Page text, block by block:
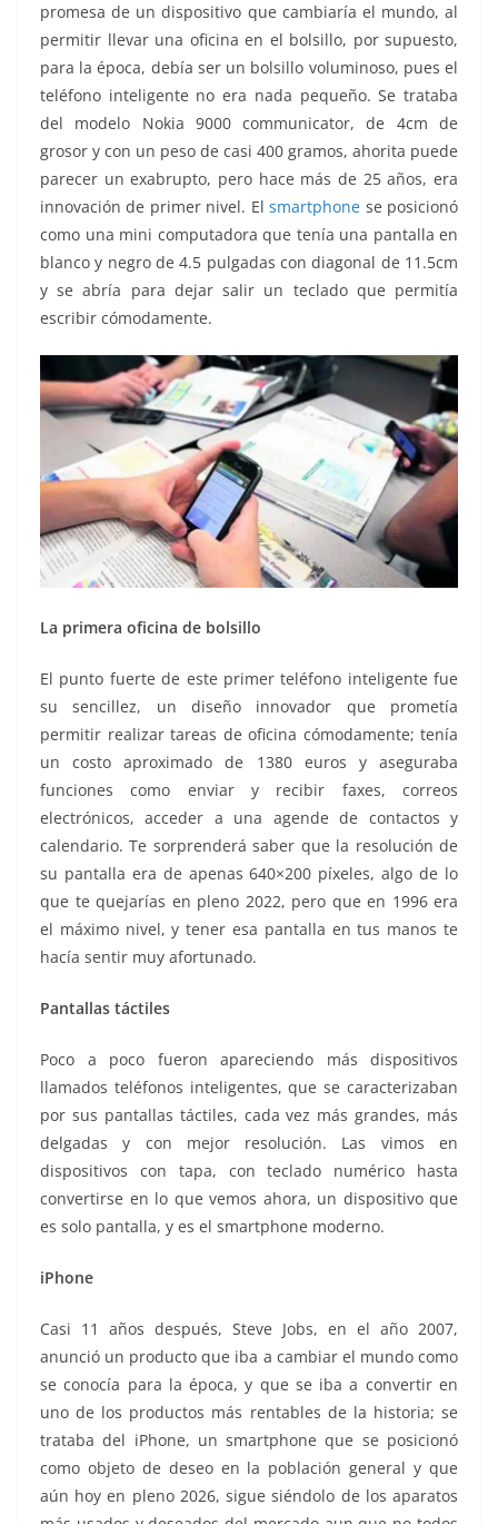
promesa de un dispositivo que cambiaría el mundo, al
permitir llevar una oficina en el bolsillo, por supuesto,
para la época, debía ser un bolsillo voluminoso, pues el
teléfono inteligente no era nada pequeño. Se trataba
del modelo Nokia 9000 communicator, de 4cm de
grosor y con un peso de casi 400 gramos, ahorita puede
parecer un exabrupto, pero hace más de 25 años, era
innovación de primer nivel. Elsmartphone se posicionó
como una mini computadora que tenía una pantalla en
blanco y negro de 4.5 pulgadas con diagonal de 11.5cm
y se abría para dejar salir un teclado que permitía
escribir cómodamente.
La primera oficina de bolsillo
El punto fuerte de este primer teléfono inteligente fue
su sencillez, un diseño innovador que prometía
permitir realizar tareas de oficina cómodamente; tenía
un costo aproximado de 1380 euros y aseguraba
funciones como enviar y recibir faxes, correos
electrónicos, acceder a una agende de contactos y
calendario. Te sorprenderá saber que la resolución de
su pantalla era de apenas 640×200 píxeles, algo de lo
que te quejarías en pleno 2022, pero que en 1996 era
el máximo nivel, y tener esa pantalla en tus manos te
hacía sentir muy afortunado.
Pantallas táctiles
Poco a poco fueron apareciendo más dispositivos
llamados teléfonos inteligentes, que se caracterizaban
por sus pantallas táctiles, cada vez más grandes, más
delgadas y con mejor resolución. Las vimos en
dispositivos con tapa, con teclado numérico hasta
convertirse en lo que vemos ahora, un dispositivo que
es solo pantalla, y es el smartphone moderno.
iPhone
Casi 11 años después, Steve Jobs, en el año 2007,
anunció un producto que iba a cambiar el mundo como
se conocía para la época, y que se iba a convertir en
uno de los productos más rentables de la historia; se
trataba del iPhone, un smartphone que se posicionó
como objeto de deseo en la población general y que
aún hoy en pleno 2026, sigue siéndolo de los aparatos